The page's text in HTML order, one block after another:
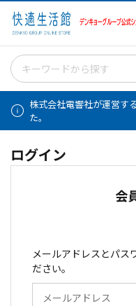
株式会社電響社が運営す
た。
ログイン
会
メールアドレスとパス
ださい。